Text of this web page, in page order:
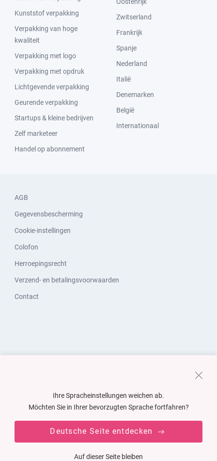
Kunststof verpakking
Verpakking van hoge
kwaliteit
Verpakking met logo
Verpakking met opdruk
Lichtgevende verpakking
Geurende verpakking
Startups & kleine bedrijven
Zelf marketeer
Handel op abonnement
Zwitserland
Frankrijk
Spanje
Nederland
Italië
Denemarken
België
Internationaal
AGB
Gegevensbescherming
Cookie-instellingen
Colofon
Herroepingsrecht
Verzend- en betalingsvoorwaarden
Contact
Ihre Spracheinstellungen weichen ab.
Möchten Sie in Ihrer bevorzugten Sprache fortfahren?
Deutsche Seite entdecken
Auf dieser Seite bleiben